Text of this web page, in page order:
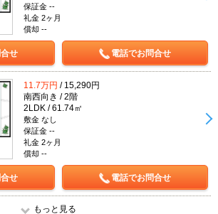
保証金 --
礼金 2ヶ月
償却 --
せ 電話でお問合せ
11.7万円 / 15,290円
南西向き / 2階
2LDK / 61.74㎡
敷金 なし
保証金 --
礼金 2ヶ月
償却 --
せ 電話でお問合せ
もっと見る